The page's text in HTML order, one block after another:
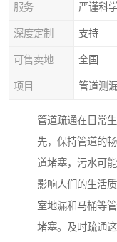
服务 严谨科
深度定制 支持
可售卖地 全国
项目 管道测
管道疏通在日常
先，保持管道的
道堵塞，污水可
影响人们的生活
室地漏和马桶等
堵塞。及时疏通